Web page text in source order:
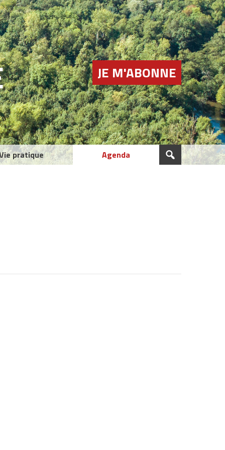
JE M'ABONNE
pratique Agenda